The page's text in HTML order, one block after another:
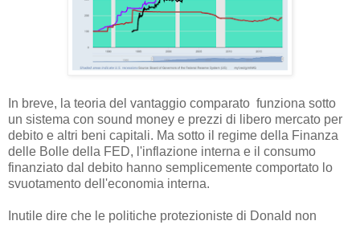
In breve, la teoria del vantaggio comparato funziona sotto
un sistema con sound money e prezzi di libero mercato per
debito e altri beni capitali. Ma sotto il regime della Finanza
delle Bolle della FED, l'inflazione interna e il consumo
finanziato dal debito hanno semplicemente comportato lo
svuotamento dell'economia interna.
Inutile dire che le politiche protezioniste di Donald non